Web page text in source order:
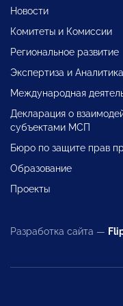
Новости
Комитеты и Комиссии
Региональное развитие
Экспертиза и Аналитика
Международная
Декларация о
субъектами МСП
Бюро по защите прав
Образование
Проекты
Разработка сайта —